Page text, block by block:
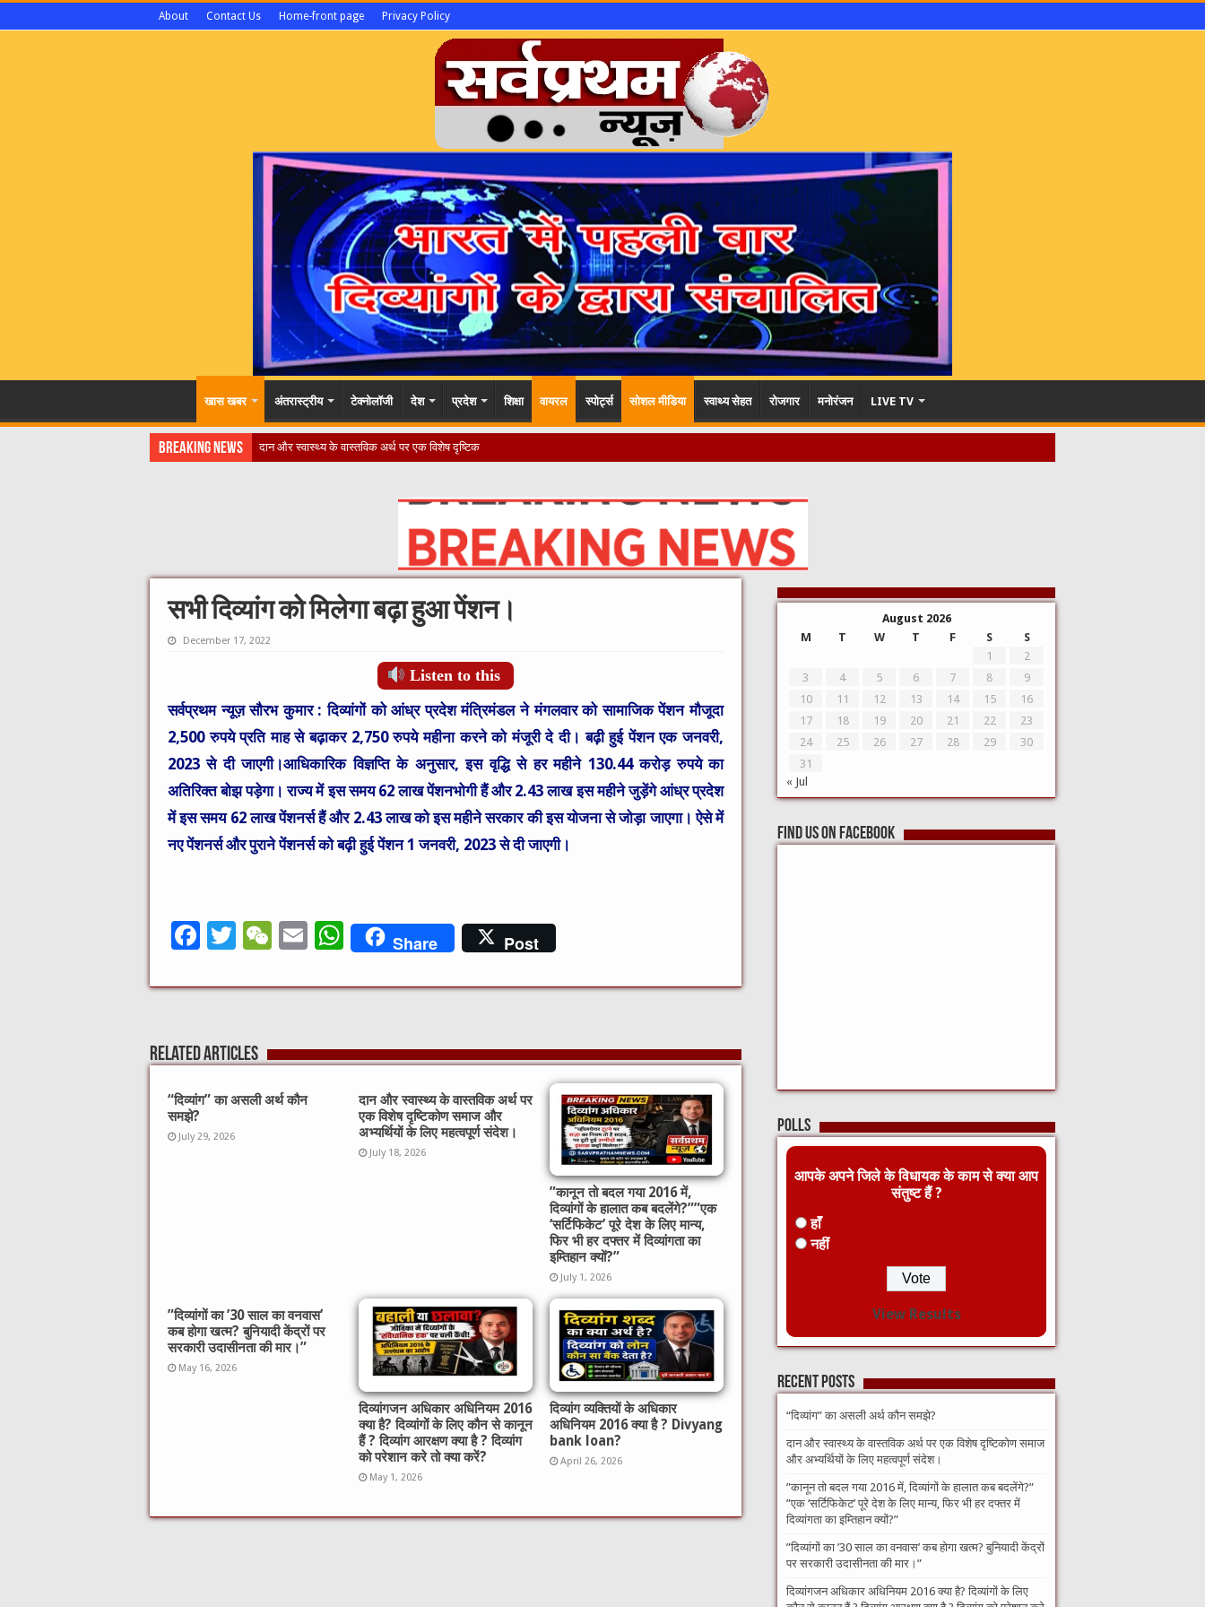
About Contact Us Home-front page Privacy Policy
खास खबर अंतरास्ट्रीय टेक्नोलॉजी देश प्रदेश शिक्षा वायरल स्पोर्ट्स सोशल मीडिया स्वाथ्य सेहत रोजगार मनोरंजन LIVE TV
Breaking News दान और स्वास्थ्य के वास्तविक अर्थ पर एक विशेष दृष्टिकोण समाज और अभ्य
सभी दिव्यांग को मिलेगा बढ़ा हुआ पेंशन।
December 17, 2022
Listen to this
सर्वप्रथम न्यूज़ सौरभ कुमार :दिव्यांगों को आंध्र प्रदेश मंत्रिमंडल ने मंगलवार को सामाजिक पेंशन मौजूदा
2,500 रुपये प्रति माह से बढ़ाकर 2,750 रुपये महीना करने को मंजूरी दे दी। बढ़ी हुई पेंशन एक जनवरी,
2023 से दी जाएगी।आधिकारिक विज्ञप्ति के अनुसार, इस वृद्धि से हर महीने 130.44 करोड़ रुपये का
अतिरिक्त बोझ पड़ेगा। राज्य में इस समय 62 लाख पेंशनभोगी हैं और 2.43 लाख इस महीने जुड़ेंगे आंध्र प्रदेश
में इस समय 62 लाख पेंशनर्स हैं और 2.43 लाख को इस महीने सरकार की इस योजना से जोड़ा जाएगा। ऐसे में
नए पेंशनर्स और पुराने पेंशनर्स को बढ़ी हुई पेंशन 1 जनवरी, 2023 से दी जाएगी।
F
c
b
o
k
T
it
r
W
C
at
E
ai
W
h
at
A
p
Share Post
Related Articles
“दिव्यांग” का असली अर्थ कौन
समझे?
July 29, 2026
दान और स्वास्थ्य के वास्तविक अर्थ पर
एक विशेष दृष्टिकोण समाज और
अभ्यर्थियों के लिए महत्वपूर्ण संदेश।
July 18, 2026
​”कानून तो बदल गया 2016 में,
दिव्यांगों के हालात कब बदलेंगे?”​”एक
‘सर्टिफिकेट’ पूरे देश के लिए मान्य,
फिर भी हर दफ्तर में दिव्यांगता का
इम्तिहान क्यों?”
July 1, 2026
​”दिव्यांगों का ’30 साल का वनवास’
कब होगा खत्म? बुनियादी केंद्रों पर
सरकारी उदासीनता की मार।”
May 16, 2026
दिव्यांगजन अधिकार अधिनियम 2016
क्या है? दिव्यांगों के लिए कौन से कानून
हैं ? दिव्यांग आरक्षण क्या है ? दिव्यांग
को परेशान करे तो क्या करें?
May 1, 2026
दिव्यांग व्यक्तियों के अधिकार
अधिनियम 2016 क्या है ? Divyang
bank loan?
April 26, 2026
August 2026
M
T W T F S
S
1
2
3
4 5 6 7 8
9
10
11 12 13 14 15
16
17
18 19 20 21 22
23
24
25 26 27 28 29
30
31
« Jul
Find us on Facebook
Polls
आपके अपने जिले के विधायक के काम से क्या आप
संतुष्ट हैं ?
हाँ
नहीं
View Results
Recent Posts
“दिव्यांग” का असली अर्थ कौन समझे?
दान और स्वास्थ्य के वास्तविक अर्थ पर एक विशेष दृष्टिकोण समाज
और अभ्यर्थियों के लिए महत्वपूर्ण संदेश।
​”कानून तो बदल गया 2016 में, दिव्यांगों के हालात कब बदलेंगे?”​
”एक ‘सर्टिफिकेट’ पूरे देश के लिए मान्य, फिर भी हर दफ्तर में
दिव्यांगता का इम्तिहान क्यों?”
​”दिव्यांगों का ’30 साल का वनवास’ कब होगा खत्म? बुनियादी केंद्रों
पर सरकारी उदासीनता की मार।”
दिव्यांगजन अधिकार अधिनियम 2016 क्या है? दिव्यांगों के लिए